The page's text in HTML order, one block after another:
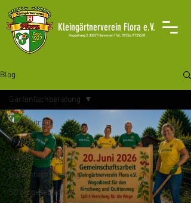
Kleingärtnerverein Flora e.V.
Hoppelweg 2, 30657 Hannover /Tel.: 01556 /1725630
Blog
Alle Beiträge
Vorstand
Vereinszeitung
Gartenfachberatung
Stromgesellschaft
Gartenfachberatung